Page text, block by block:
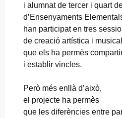
i alumnat de tercer i quart
d’Ensenyaments
han participat en tres
de creació artística i musical
que els ha permès
i establir vincles.
Però més enllà d’això,
el projecte ha permès
que les diferències entre